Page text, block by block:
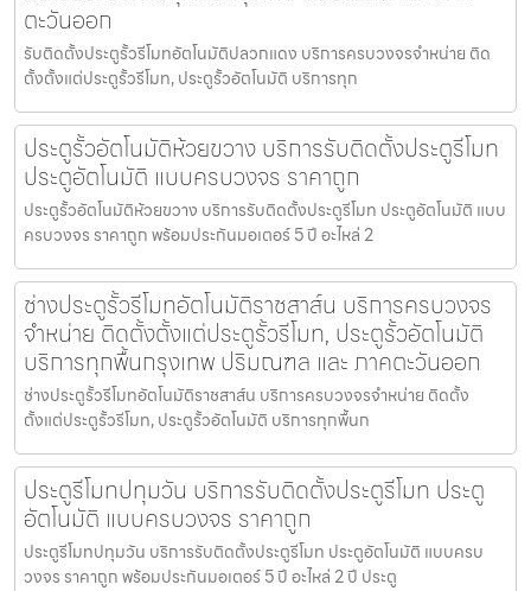
ตะวันออก
รับติดตั้งประตูรั้วรีโมทอัตโนมัติปลวกแดง บริการครบวงจรจำหน่าย ติด
ตั้งตั้งแต่ประตูรั้วรีโมท, ประตูรั้วอัตโนมัติ บริการทุก
ประตูรั้วอัตโนมัติห้วยขวาง บริการรับติดตั้งประตูรีโมท
ประตูอัตโนมัติ แบบครบวงจร ราคาถูก
ประตูรั้วอัตโนมัติห้วยขวาง บริการรับติดตั้งประตูรีโมท ประตูอัตโนมัติ แบบ
ครบวงจร ราคาถูก พร้อมประกันมอเตอร์ 5 ปี อะไหล่ 2
ช่างประตูรั้วรีโมทอัตโนมัติราชสาส์น บริการครบวงจร
จำหน่าย ติดตั้งตั้งแต่ประตูรั้วรีโมท, ประตูรั้วอัตโนมัติ
บริการทุกพื้นกรุงเทพ ปริมณฑล และ ภาคตะวันออก
ช่างประตูรั้วรีโมทอัตโนมัติราชสาส์น บริการครบวงจรจำหน่าย ติดตั้ง
ตั้งแต่ประตูรั้วรีโมท, ประตูรั้วอัตโนมัติ บริการทุกพื้นก
ประตูรีโมทปทุมวัน บริการรับติดตั้งประตูรีโมท ประตู
อัตโนมัติ แบบครบวงจร ราคาถูก
ประตูรีโมทปทุมวัน บริการรับติดตั้งประตูรีโมท ประตูอัตโนมัติ แบบครบ
วงจร ราคาถูก พร้อมประกันมอเตอร์ 5 ปี อะไหล่ 2 ปี ประตู